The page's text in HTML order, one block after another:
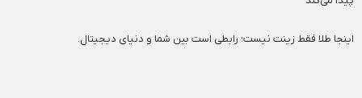
اینجا طلا فقط زینت نیست؛ رابطی است بین شما و دنیای دیجیتال.